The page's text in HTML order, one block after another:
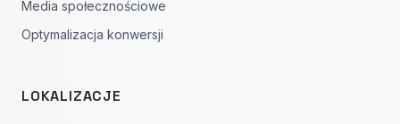
Media społecznościowe
Optymalizacja konwersji
LOKALIZACJE